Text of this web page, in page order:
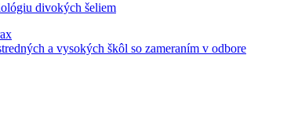
divokých šeliem
a vysokých škôl so zameraním v odbore